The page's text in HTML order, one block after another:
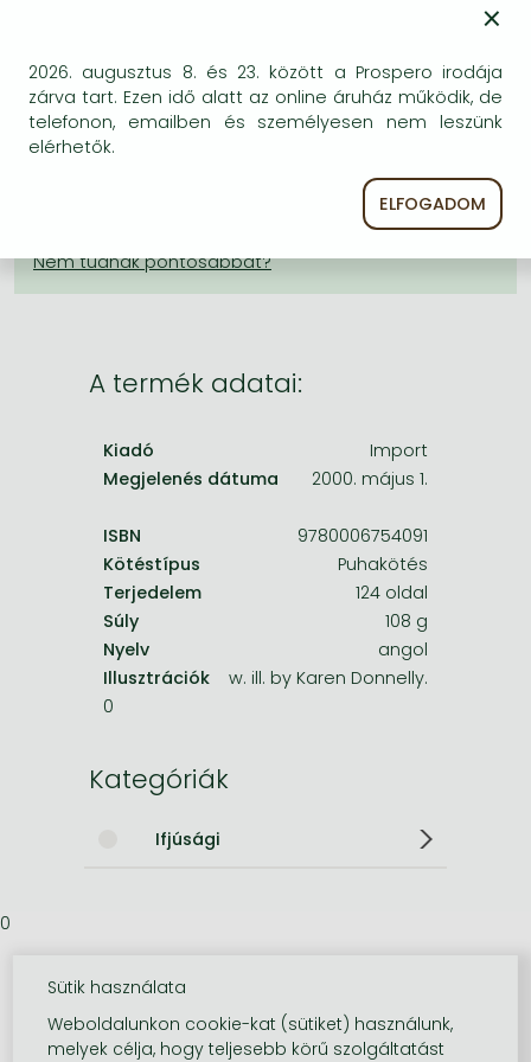
One-Punch Man manga
BESZEREZHETŐSÉG
Érdemes újra keresni a címmel, hátha van újabb
A termék adatai:
Kiadó
Import
Megjelenés dátuma
2000. május 1.
ISBN
9780006754091
Kötéstípus
Puhakötés
Terjedelem
124 oldal
Súly
108 g
Nyelv
angol
Illusztrációk
w. ill. by Karen Donnelly.
0
Kategóriák
Ifjúsági
0
×
2026. augusztus 8. és 23. között a Prospero irodája
zárva tart. Ezen idő alatt az online áruház működik, de
telefonon, emailben és személyesen nem leszünk
elérhetők.
ELFOGADOM
Sütik használata
Weboldalunkon cookie-kat (sütiket) használunk,
melyek célja, hogy teljesebb körű szolgáltatást